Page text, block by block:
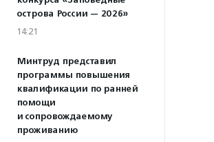
острова России — 2026»
14:21
Минтруд представил
программы повышения
квалификации по ранней
помощи
и сопровождаемому
проживанию